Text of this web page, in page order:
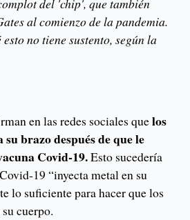
del 'chip', que también
al comienzo de la pandemia.
no tiene sustento, según la
en las redes sociales quelos
su brazo después de que le
Covid-19.Esto sucedería
19 “inyecta metal en su
lo suficiente para hacer que los
cuerpo.